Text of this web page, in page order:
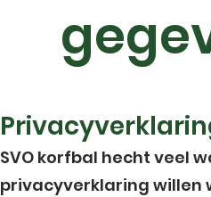
SVO korfbal hecht veel
privacyverklaring willen